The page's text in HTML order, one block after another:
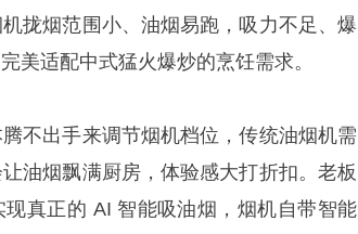
拢烟范围小、油烟易跑，吸力不足、爆
美适配中式猛火爆炒的烹饪需求。
出手来调节烟机档位，传统油烟机需
油烟飘满厨房，体验感大打折扣。老板
真正的 AI 智能吸油烟，烟机自带智能